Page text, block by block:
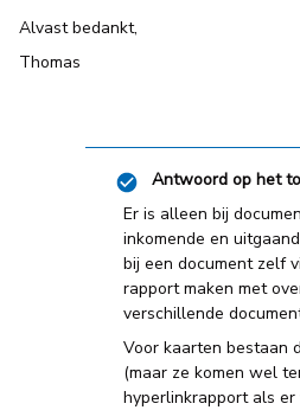
Alvast bedankt,
Thomas
Antwoord op het
Er is alleen bij
inkomende en
bij een document zelf
rapport maken met
verschillende
Voor kaarten bestaan
(maar ze komen wel
hyperlinkrapport als